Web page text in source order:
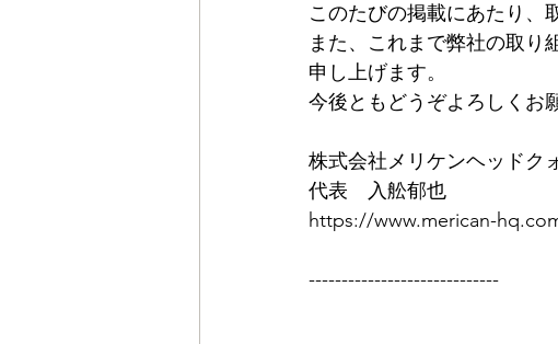
このたびの掲載にあたり、
また、これまで弊社の取り
申し上げます。
今後ともどうぞよろしくお
株式会社メリケンヘッドク
代表　入舩郁也
https://www.merican-
-----------------------------